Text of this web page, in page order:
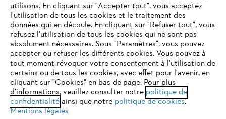
Politique de protection des données
Mentions légales Cookies
Informations juridiques
STIHL VERTRIEBS AG, 8617 Mönchaltorf
N'EST PLUS PRIS EN CHARGE
Vous utilisez un navigateur Internet que nous ne prenons plus
en charge, et certaines fonctionnalités de notre site ne
peuvent fonctionner correctement. Pour une utilisation
optimale de notre site, nous vous recommandons de passer à
l'un des navigateurs suivants :
utilisons. En cliquant sur "Accepter tout", vous acceptez
l'utilisation de tous les cookies et le traitement des
données qui en découle. En cliquant sur "Refuser tout", vous
refusez l'utilisation de tous les cookies qui ne sont pas
absolument nécessaires. Sous "Paramètres", vous pouvez
accepter ou refuser les différents cookies. Vous pouvez à
tout moment révoquer votre consentement à l'utilisation de
certains ou de tous les cookies, avec effet pour l'avenir, en
cliquant sur "Cookies" en bas de page. Pour plus
d'informations, veuillez consulter notre politique de
confidentialitéainsi que notre politique de cookies.
Mentions légales